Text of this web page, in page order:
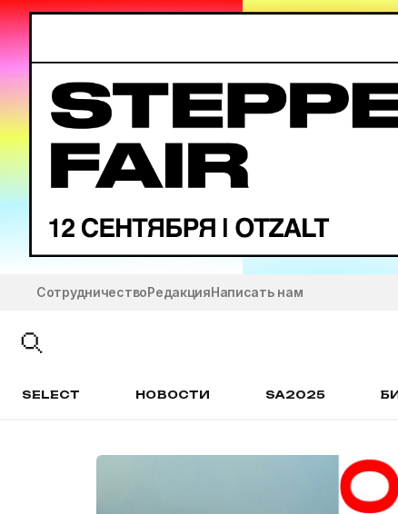
СотрудничествоРедакцияНаписать нам
SELECT НОВОСТИ SA2025